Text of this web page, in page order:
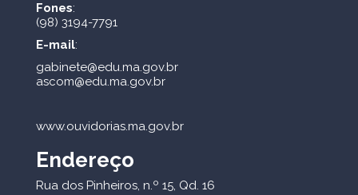
Fones:
(98) 3194-7791
E-mail:
gabinete@edu.ma.gov.br
ascom@edu.ma.gov.br
www.ouvidorias.ma.gov.br
Endereço
Rua dos Pinheiros, n.º 15, Qd. 16